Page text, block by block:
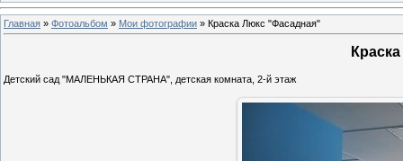
Главная » Фотоальбом » Мои фотографии » Краска Люкс "Фасадная"
Детский сад "МАЛЕНЬКАЯ СТРАНА", детская комната, 2-й этаж